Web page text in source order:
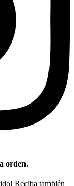
orden.
Reciba también